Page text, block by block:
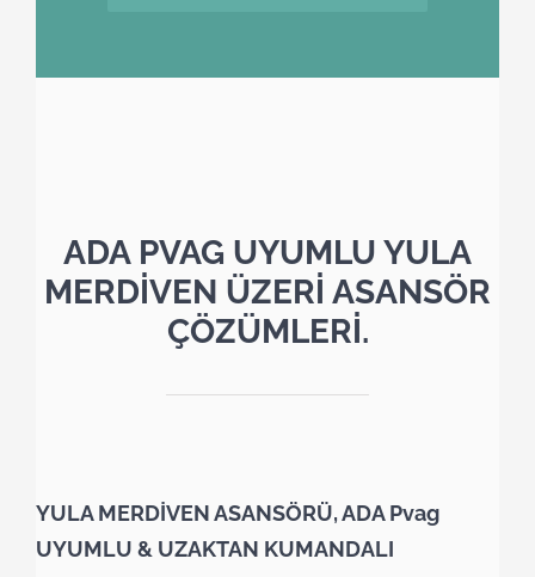
ADA PVAG UYUMLU YULA
MERDİVEN ÜZERİ ASANSÖR
ÇÖZÜMLERİ.
YULA MERDİVEN ASANSÖRÜ, ADA Pvag
UYUMLU & UZAKTAN KUMANDALI